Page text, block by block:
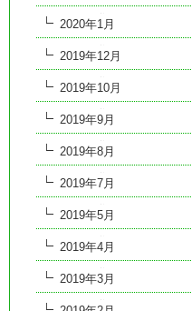
2020年1月
2019年12月
2019年10月
2019年9月
2019年8月
2019年7月
2019年5月
2019年4月
2019年3月